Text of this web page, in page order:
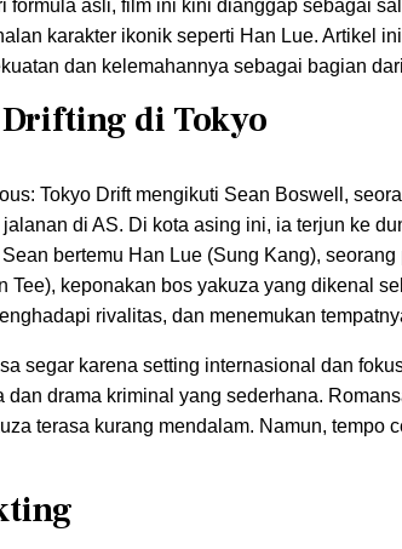
formula asli, film ini kini dianggap sebagai
karakter ikonik seperti Han Lue. Artikel
dan kelemahannya sebagai bagian
di Tokyo
Tokyo Drift mengikuti Sean Boswell,
di AS. Di kota asing ini, ia terjun ke
bertemu Han Lue (Sung Kang),
Tee), keponakan bos yakuza yang dikenal
rivalitas, dan menemukan
segar karena setting internasional dan
dan drama kriminal yang sederhana.
terasa kurang mendalam. Namun,